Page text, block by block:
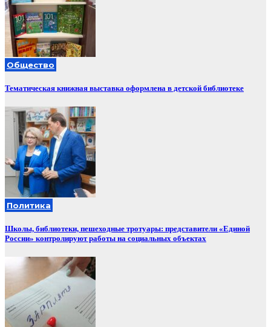
Общество
Тематическая книжная выставка оформлена в детской библиотеке
Политика
Школы, библиотеки, пешеходные тротуары: представители «Единой
России» контролируют работы на социальных объектах